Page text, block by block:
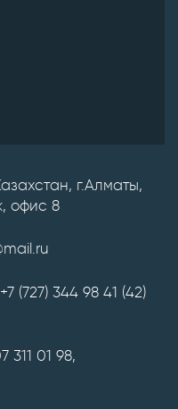
г.Алматы,
офис 8
+7 (727) 344 98 41 (42)
311 01 98,